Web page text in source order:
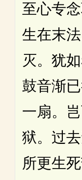
至心专
生在末
灭。犹
鼓音渐
一扇。
狱。过
所更生